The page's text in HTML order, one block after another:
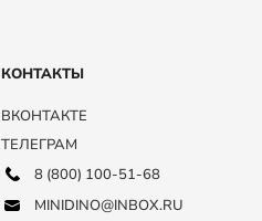
КОНТАКТЫ
ВКОНТАКТЕ
ТЕЛЕГРАМ
8 (800) 100-51-68
MINIDINO@INBOX.RU